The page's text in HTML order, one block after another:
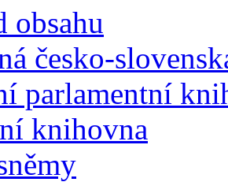
obsahu
česko-
parlamentní
knihovna